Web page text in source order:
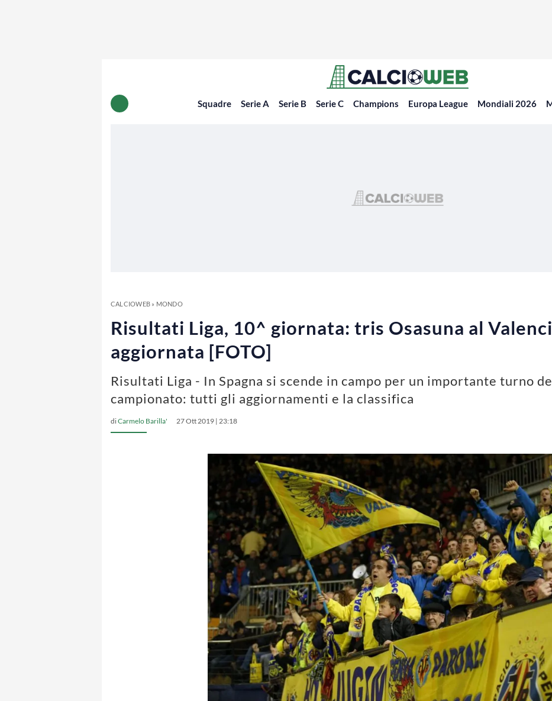
Squadre Serie A Serie B Serie C Champions Europa League Mondiali 2026
CALCIOWEB» MONDO
Risultati Liga, 10^ giornata: tris Osasuna al
aggiornata [FOTO]
Risultati Liga - In Spagna si scende in campo per un importante turno
campionato: tutti gli aggiornamenti e la classifica
diCarmelo Barilla' 27 Ott 2019 | 23:18